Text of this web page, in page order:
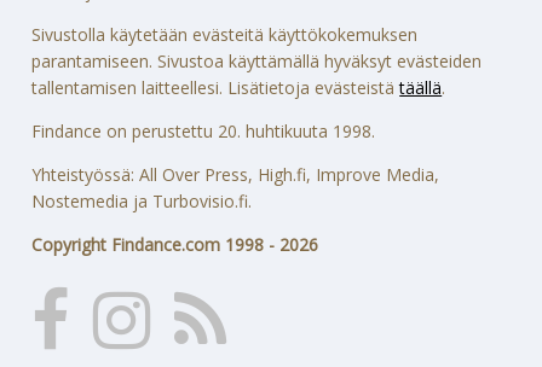
Sivustolla käytetään evästeitä käyttökokemuksen
parantamiseen. Sivustoa käyttämällä hyväksyt evästeiden
tallentamisen laitteellesi. Lisätietoja evästeistätäällä.
Findance on perustettu 20. huhtikuuta 1998.
Yhteistyössä: All Over Press, High.fi, Improve Media,
Nostemedia ja Turbovisio.fi.
Copyright Findance.com 1998 - 2026